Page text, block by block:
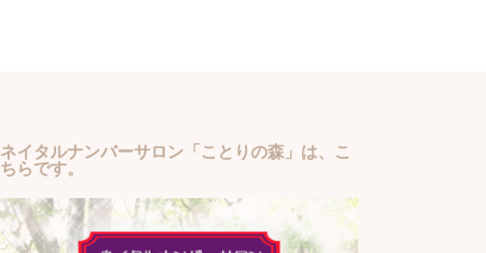
ネイタルナンバーサロン「ことりの森」は、こ
ちらです。